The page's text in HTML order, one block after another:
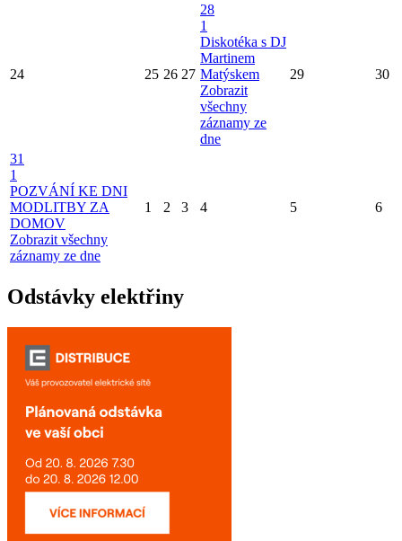
24 25 26 27
28
1
Diskotéka s DJ
Martinem
Matýskem
Zobrazit
všechny
záznamy ze
dne
29 30
31
1
POZVÁNÍ KE DNI
MODLITBY ZA
DOMOV
Zobrazit všechny
záznamy ze dne
1 2 3 4 5 6
Odstávky elektřiny